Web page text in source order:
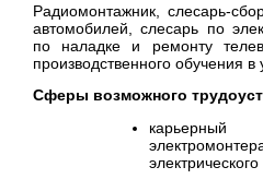
Радиомонтажник, слесарь-
автомобилей, слесарь по
по наладке и ремонту
производственного обучения
Сферы возможного